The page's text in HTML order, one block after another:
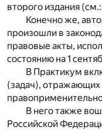
второго издания
Конечно же,
произошли в
правовые акты,
состоянию на 1
В Практикум
(задач), отражающих
В него также
Российской